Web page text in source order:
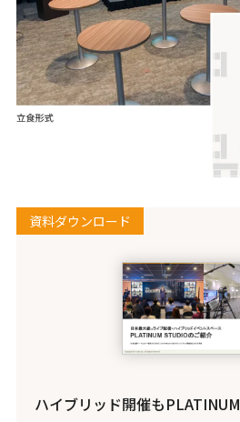
資料ダウンロード
ハイブリッド開催も